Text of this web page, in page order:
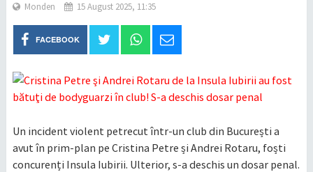
Monden 15 August 2025, 11:35
FACEBOOK
Un incident violent petrecut într-un club din București a
avut în prim-plan pe Cristina Petre și Andrei Rotaru, foști
concurenți Insula Iubirii. Ulterior, s-a deschis un dosar penal.